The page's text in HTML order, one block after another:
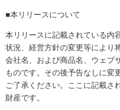
■本リリースについて
本リリースに記載されている内
状況、経営方針の変更等により
会社名、および商品名、ウェブ
ものです。その後予告なしに変
ご了承ください。​​ここに記載さ
財産です。